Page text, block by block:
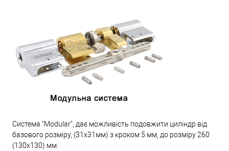
Система "Modular", дає можливість подовжити циліндр від
базового розміру, (31х31мм) з кроком 5 мм, до розміру 260
(130х130) мм.